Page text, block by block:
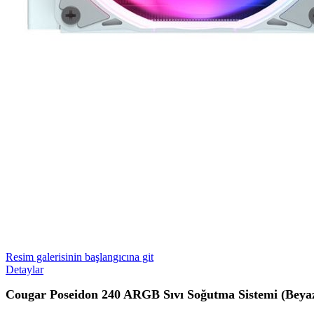
Resim galerisinin başlangıcına git
Detaylar
Cougar Poseidon 240 ARGB Sıvı Soğutma Sistemi